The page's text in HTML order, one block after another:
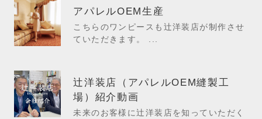
アパレルOEM生産
こちらのワンピースも辻洋装店が制作させ
ていただきます。 ...
辻洋装店（アパレルOEM縫製工
場）紹介動画
未来のお客様に辻洋装店を知っていただく